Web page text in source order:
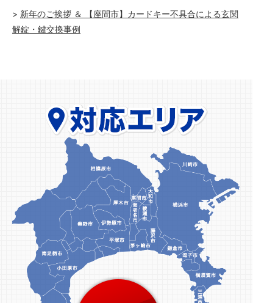
新年のご挨拶 ＆ 【座間市】カードキー不具合による玄関
解錠・鍵交換事例